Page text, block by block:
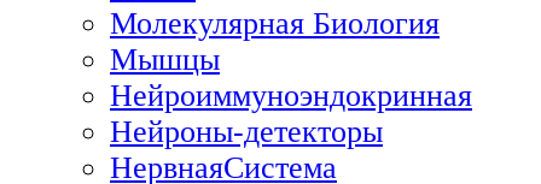
Молекулярная Биология
Мышцы
Нейроиммуноэндокринная
Нейроны-детекторы
НервнаяСистема